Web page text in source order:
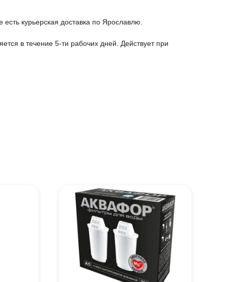
курьерская доставка по Ярославлю.
в течение 5-ти рабочих дней. Действует при